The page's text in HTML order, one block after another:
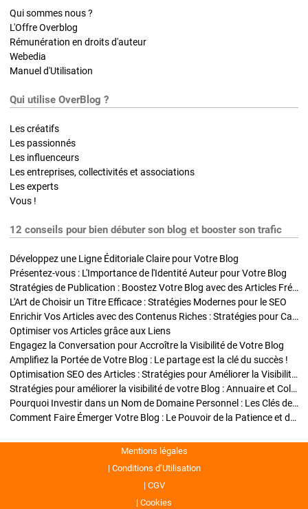
Qui sommes nous ?
L'Offre Overblog
Rémunération en droits d'auteur
Webedia
Manuel d'Utilisation
Qui utilise OverBlog ?
Les créatifs
Les passionnés
Les influenceurs
Les entreprises, collectivités et associations
Les experts
Vous !
12 conseils pour bien débuter son blog et booster son trafic
Développez une Ligne Éditoriale Claire pour Votre Blog
Présentez-vous : L'Importance de l'Identité Auteur pour Votre Blog
Stratégies de Publication : Boostez Votre Blog avec des Articles Fréquents et Exclusifs
L'Art de Choisir un Titre Efficace : Stratégies Modernes pour le SEO
Enrichir Vos Articles avec des Contenus Riches : Stratégies pour Captiver et Optimiser
Optimiser vos Articles grâce aux Liens
Engagez la Conversation pour Accroître la Visibilité de Votre Blog
Amplifiez la Portée de Votre Blog : Le partage est la clé du succès !
Optimisation SEO des Articles : Stratégies pour Améliorer la Visibilité de Votre Blog
Stratégies pour améliorer la visibilité de votre Blog : Annuaire et Collaborations
Pourquoi Investir dans un Nom de Domaine Personnel : Les Clés de la Réussite de Votre Blog
Comment Faire Émerger Votre Blog : Le Pouvoir de la Patience et de la Persévérance
Mentions légales
Conditions d’Utilisation
CGV
Cookies